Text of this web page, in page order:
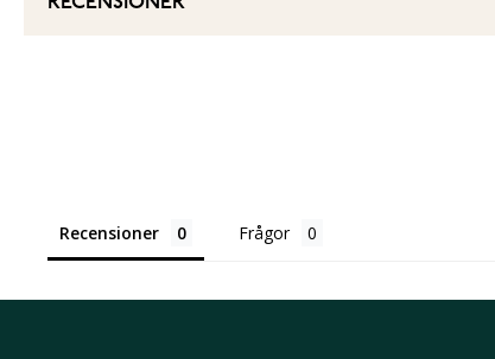
Recensioner Frågor